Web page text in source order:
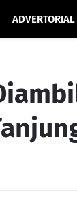
ADVERTORIAL